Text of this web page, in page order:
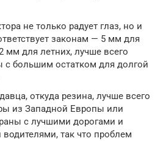
не только радует глаз, но и
законам — 5 мм для
мм для летних, лучше всего
с большим остатком для долгой
откуда резина, лучше всего
из Западной Европы или
с лучшими дорогами и
так что проблем